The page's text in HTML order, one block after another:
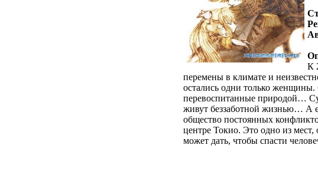
К
перемены в климате и
остались одни только
перевоспитанные природой…
живут беззаботной жизнью… А
общество постоянных
центре Токио. Это одно из
может дать, чтобы спасти